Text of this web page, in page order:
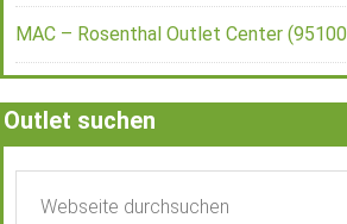
MAC – Rosenthal Outlet Center
Outlet suchen